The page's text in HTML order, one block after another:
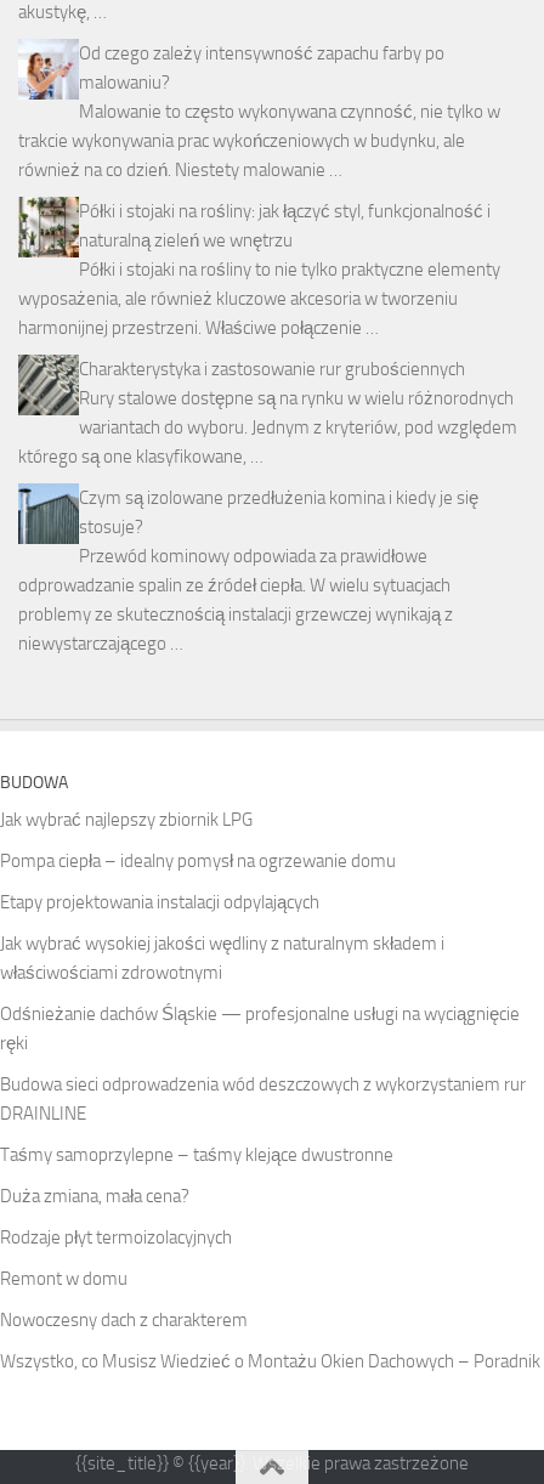
akustykę, …
Od czego zależy intensywność zapachu farby po
malowaniu?
Malowanie to często wykonywana czynność, nie tylko w
trakcie wykonywania prac wykończeniowych w budynku, ale
również na co dzień. Niestety malowanie …
Półki i stojaki na rośliny: jak łączyć styl, funkcjonalność i
naturalną zieleń we wnętrzu
Półki i stojaki na rośliny to nie tylko praktyczne elementy
wyposażenia, ale również kluczowe akcesoria w tworzeniu
harmonijnej przestrzeni. Właściwe połączenie …
Charakterystyka i zastosowanie rur grubościennych
Rury stalowe dostępne są na rynku w wielu różnorodnych
wariantach do wyboru. Jednym z kryteriów, pod względem
którego są one klasyfikowane, …
Czym są izolowane przedłużenia komina i kiedy je się
stosuje?
Przewód kominowy odpowiada za prawidłowe
odprowadzanie spalin ze źródeł ciepła. W wielu sytuacjach
problemy ze skutecznością instalacji grzewczej wynikają z
niewystarczającego …
BUDOWA
Jak wybrać najlepszy zbiornik LPG
Pompa ciepła – idealny pomysł na ogrzewanie domu
Etapy projektowania instalacji odpylających
Jak wybrać wysokiej jakości wędliny z naturalnym składem i
właściwościami zdrowotnymi
Odśnieżanie dachów Śląskie — profesjonalne usługi na wyciągnięcie
ręki
Budowa sieci odprowadzenia wód deszczowych z wykorzystaniem rur
DRAINLINE
Taśmy samoprzylepne – taśmy klejące dwustronne
Duża zmiana, mała cena?
Rodzaje płyt termoizolacyjnych
Remont w domu
Nowoczesny dach z charakterem
Wszystko, co Musisz Wiedzieć o Montażu Okien Dachowych – Poradnik
{{site_title}} © {{year}}. Wszelkie prawa zastrzeżone